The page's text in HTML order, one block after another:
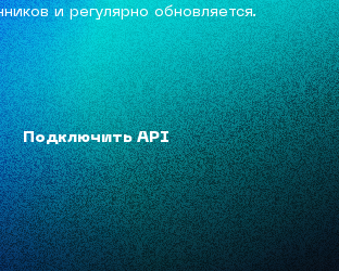
и регулярно обновляется.
Подключить API
Подключить API